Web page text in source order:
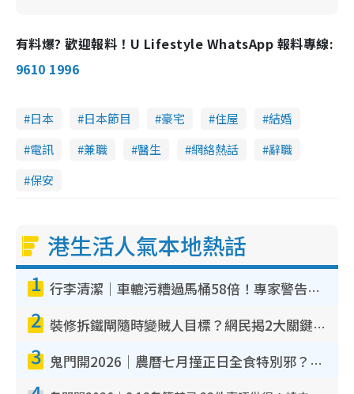
有料爆? 歡迎報料！U Lifestyle WhatsApp 報料專線:
9610 1996
日本 日本節目 豪宅 住屋
結婚
電訊
兼職 醫生 網絡熱話
辭職
保安
港生活人氣本地熱話
1 行李清潔｜車轆污糟過馬桶58倍！專家警告忌用酒精抹 教1招免污手除菌
2 裝修拆鐵閘隨時變賊人目標？網民揭2大關鍵用途：裝新式等於白裝？附新舊鐵閘分別
3 鬼門開2026｜農曆七月撞正日全食特別邪？專家警告切忌做一事！揭4大禁忌+2招保平安